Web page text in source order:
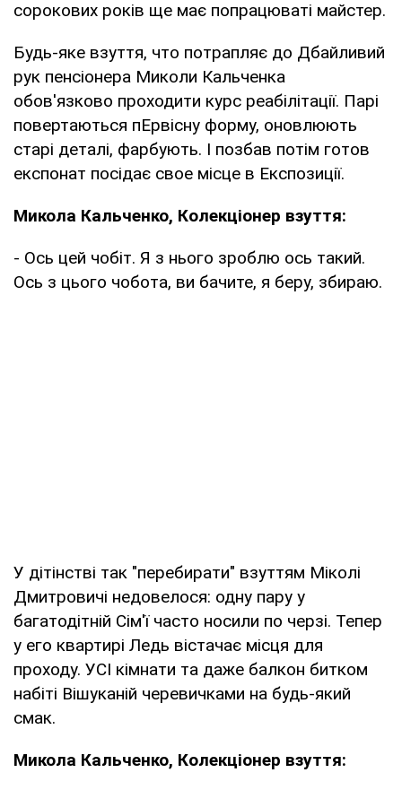
сорокових років ще має попрацюваті майстер.
Будь-яке взуття, что потрапляє до Дбайливий
рук пенсіонера Миколи Кальченка
обов'язково проходити курс реабілітації. Парі
повертаються пЕрвісну форму, оновлюють
старі деталі, фарбують. І позбав потім готов
експонат посідає свое місце в Експозиції.
Микола Кальченко, Колекціонер взуття:
- Ось цей чобіт. Я з нього зроблю ось такий.
Ось з цього чобота, ви бачите, я беру, збираю.
У дітінстві так "перебирати" взуттям Міколі
Дмитровичі недовелося: одну пару у
багатодітній Сім'ї часто носили по черзі. Тепер
у его квартирі Ледь вістачає місця для
проходу. УСІ кімнати та даже балкон битком
набіті Вішуканій черевичками на будь-який
смак.
Микола Кальченко, Колекціонер взуття: